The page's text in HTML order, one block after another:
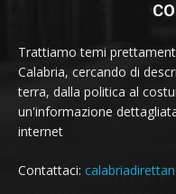
Trattiamo temi
Calabria, cercando di
terra, dalla politica al
un'informazione
internet
Contattaci: